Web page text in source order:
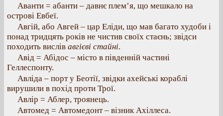
Аванти = абанти – давнє плем’я, що мешкало на
острові Евбеї.
Авгій, або Авгей – цар Еліди, що мав багато худоби і
понад тридцять років не чистив своїх стаєнь; звідси
походить вислів авгієві стайні.
Авід = Абідос – місто в південній частині
Геллеспонту.
Авліда – порт у Беотії, звідки ахейські кораблі
вирушили в похід проти Трої.
Авлір = Аблер, троянець.
Автомед = Автомедонт – візник Ахіллеса.